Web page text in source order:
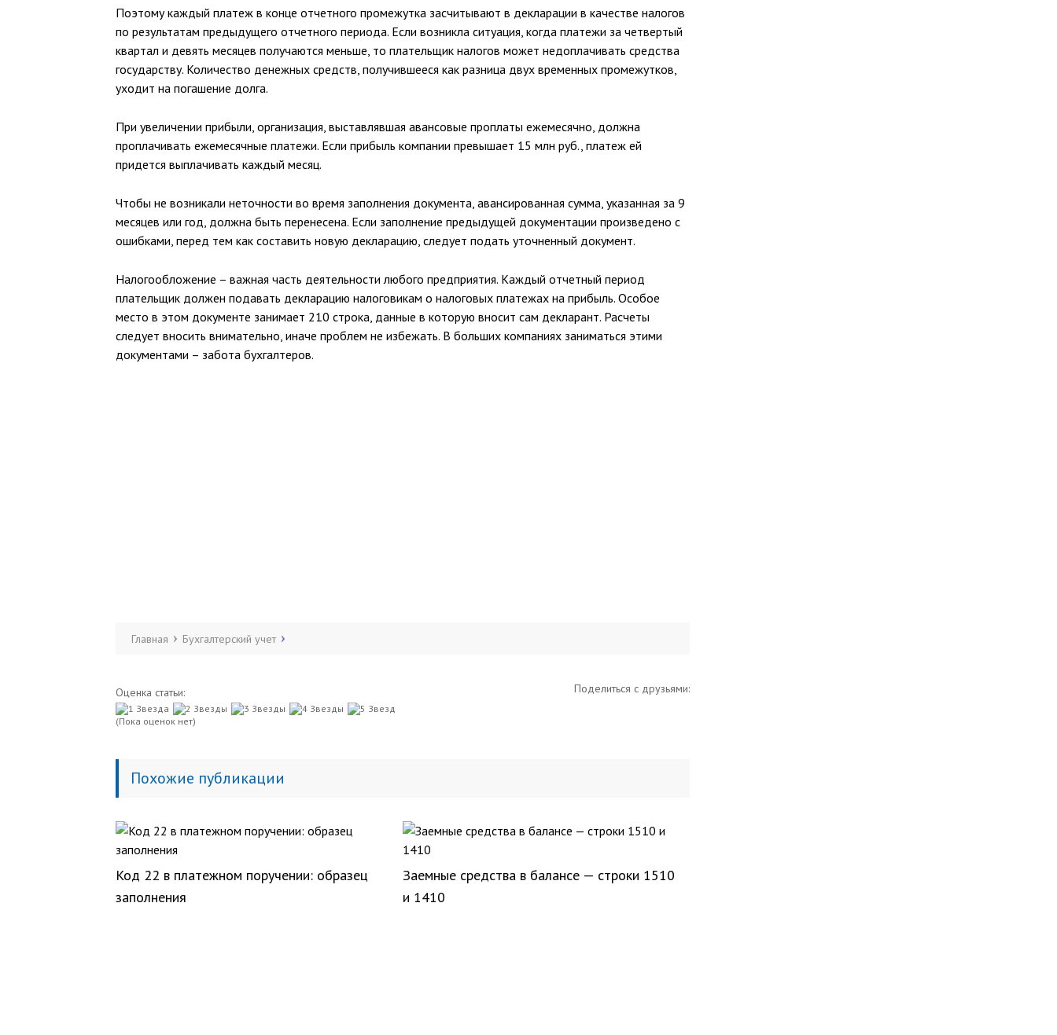
Поэтому каждый платеж в конце отчетного промежутка засчитывают в декларации в качестве налогов
по результатам предыдущего отчетного периода. Если возникла ситуация, когда платежи за четвертый
квартал и девять месяцев получаются меньше, то плательщик налогов может недоплачивать средства
государству. Количество денежных средств, получившееся как разница двух временных промежутков,
уходит на погашение долга.
При увеличении прибыли, организация, выставлявшая авансовые проплаты ежемесячно, должна
проплачивать ежемесячные платежи. Если прибыль компании превышает 15 млн руб., платеж ей
придется выплачивать каждый месяц.
Чтобы не возникали неточности во время заполнения документа, авансированная сумма, указанная за 9
месяцев или год, должна быть перенесена. Если заполнение предыдущей документации произведено с
ошибками, перед тем как составить новую декларацию, следует подать уточненный документ.
Налогообложение – важная часть деятельности любого предприятия. Каждый отчетный период
плательщик должен подавать декларацию налоговикам о налоговых платежах на прибыль. Особое
место в этом документе занимает 210 строка, данные в которую вносит сам декларант. Расчеты
следует вносить внимательно, иначе проблем не избежать. В больших компаниях заниматься этими
документами – забота бухгалтеров.
Главная Бухгалтерский учет
Оценка статьи:
(Пока оценок нет)
Поделиться с друзьями:
Похожие публикации
Код 22 в платежном поручении: образец
заполнения
Заемные средства в балансе — строки 1510
и 1410